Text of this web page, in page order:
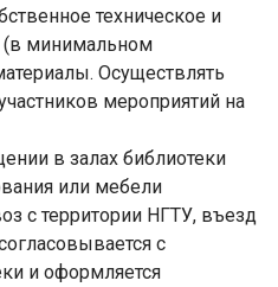
техническое и
(в минимальном
Осуществлять
мероприятий на
в залах библиотеки
или мебели
с территории НГТУ, въезд
с
и оформляется